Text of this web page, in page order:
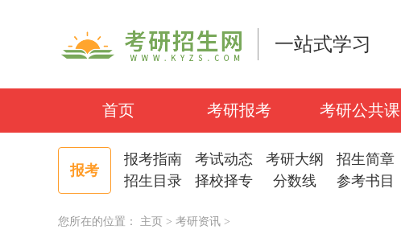
一站式学习
首页 考研报考 考研公共课
报考
报考指南 考试动态 考研大纲
招生简章
招生目录
择校择专 分数线 参考书目
您所在的位置： 主页 > 考研资讯 >